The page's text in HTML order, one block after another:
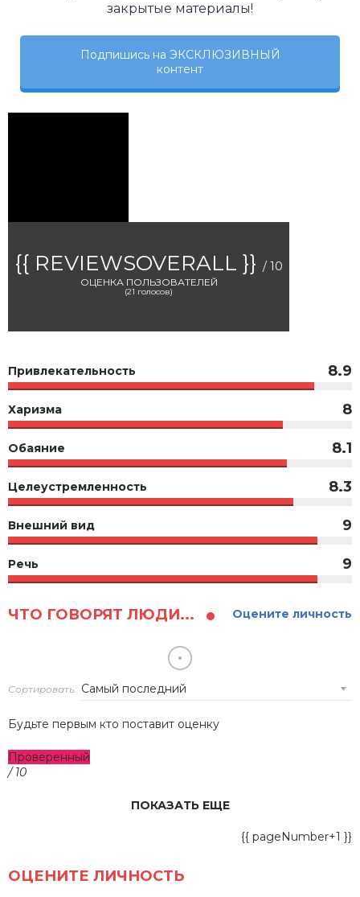
закрытые материалы!
Подпишись на ЭКСКЛЮЗИВНЫЙ
контент
{{ REVIEWSOVERALL }} / 10
ОЦЕНКА ПОЛЬЗОВАТЕЛЕЙ
(21 голосов)
Привлекательность 8.9
Харизма 8
Обаяние 8.1
Целеустремленность 8.3
Внешний вид 9
Речь 9
ЧТО ГОВОРЯТ ЛЮДИ... Оцените личность
Сортировать:
Будьте первым кто поставит оценку
Проверенный
/ 10
ПОКАЗАТЬ ЕЩЕ
{{ pageNumber+1 }}
ОЦЕНИТЕ ЛИЧНОСТЬ